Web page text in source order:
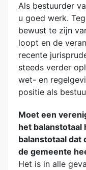
Als bestuurder
u goed werk.
bewust te zijn
loopt en de
recente
steeds verder
wet- en
positie als
Moet een
het balanstotaal
balanstotaal
de gemeente
Het is in alle